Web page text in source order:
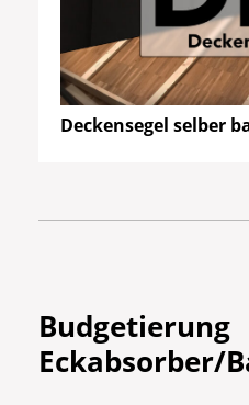
Deckensegel selber
Budgetierung
Eckabsorber/